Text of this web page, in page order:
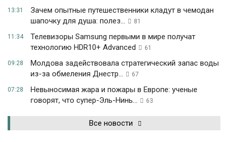
13:31
Зачем опытные путешественники кладут в чемодан
шапочку для душа: полез...
81
11:34
Телевизоры Samsung первыми в мире получат
технологию HDR10+ Advanced
61
09:28
Молдова задействовала стратегический запас воды
из-за обмеления Днестр...
67
07:28
Невыносимая жара и пожары в Европе: ученые
говорят, что супер-Эль-Нинь...
63
Все новости